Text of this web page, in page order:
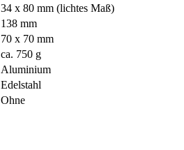
34 x 80 mm (lichtes Maß)
138 mm
70 x 70 mm
ca. 750 g
Aluminium
Edelstahl
Ohne